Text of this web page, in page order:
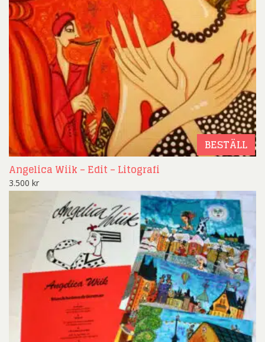
BESTÄLL
Angelica Wiik – Edit – Litografi
3.500 kr